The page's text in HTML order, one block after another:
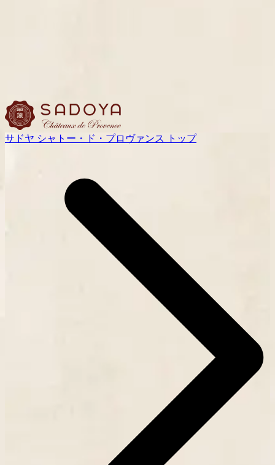
サドヤ シャトー・ド・プロヴァンス トップ